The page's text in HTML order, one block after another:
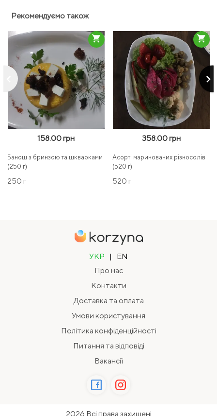
Рекомендуємо також
keyboard_arrow_right
158.00 грн
Банош з бринзою та шкварками
(250 г)
250 г
shopping_cart
358.00 грн
Асорті маринованих різносолів
(520 г)
520 г
shopping_cart
УКР |
EN
Про нас
Контакти
Доставка та оплата
Умови користування
Політика конфіденційності
Питання та відповіді
Вакансії
2026 Всі права захищені